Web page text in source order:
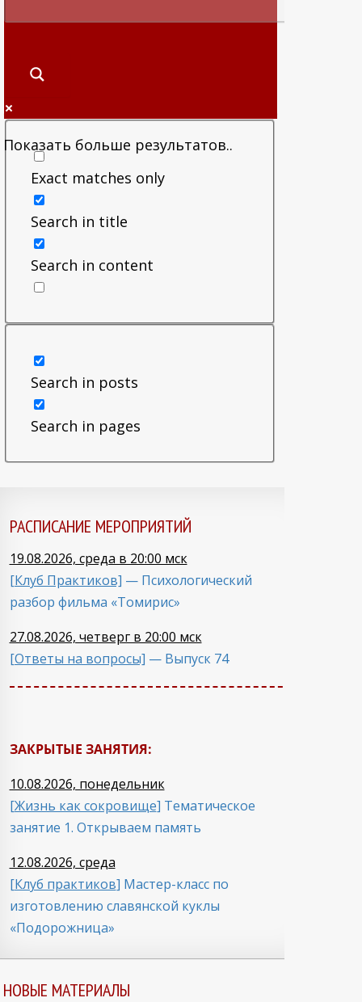
Показать больше результатов..
Exact matches only
Search in title
Search in content
Search in posts
Search in pages
РАСПИСАНИЕ МЕРОПРИЯТИЙ
19.08.2026, среда в 20:00 мск
[Клуб Практиков] — Психологический
разбор фильма «Томирис»
27.08.2026, четверг в 20:00 мск
[Ответы на вопросы] — Выпуск 74
ЗАКРЫТЫЕ ЗАНЯТИЯ:
10.08.2026, понедельник
[Жизнь как сокровище] Тематическое
занятие 1. Открываем память
12.08.2026, среда
[Клуб практиков] Мастер-класс по
изготовлению славянской куклы
«Подорожница»
НОВЫЕ МАТЕРИАЛЫ